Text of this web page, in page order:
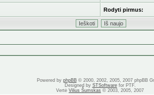
Rodyti pirmus:
Powered by phpBB© 2000, 2002, 2005, 2007 phpBB
Designed by STSoftwarefor PTF.
Vertė Vilius Šumskas © 2003, 2005, 2007